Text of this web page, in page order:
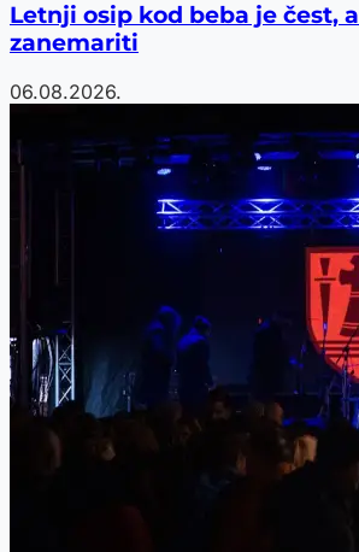
Letnji osip kod beba je čest,
zanemariti
06.08.2026.